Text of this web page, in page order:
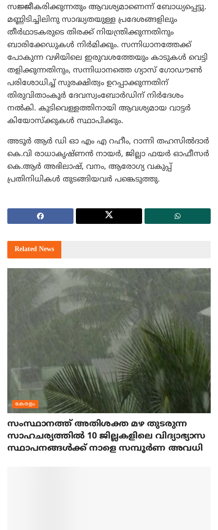
സജ്ജീകരിക്കുന്നതും ആവശ്യമാണെന്ന് ബോധ്യപ്പെട്ടു.
മണ്ണിടിച്ചിലിനു സാദ്ധ്യതയുള്ള പ്രദേശങ്ങളിലും
തീര്‍ഥാടകരുടെ തിരക്ക് നിയന്ത്രിക്കുന്നതിനും
ബാരിക്കേഡുകള്‍ നിര്‍മിക്കും. സന്നിധാനത്തേക്ക്
പോകുന്ന വഴിയിലെ ഇരുവശത്തേയും കാടുകള്‍ വെട്ടി
തളിക്കുന്നതിനും, സന്നിധാനത്തെ ഗ്യാസ് ഗോഡൗണ്‍
പരിശോധിച്ച് സുരക്ഷിത്വം ഉറപ്പാക്കുന്നതിന്
തിരുവിതാംകൂര്‍ ദേവസ്വംബോര്‍ഡിന് നിര്‍ദേശം
നല്‍കി. കുടിവെള്ളത്തിനായി ആവശ്യമായ വാട്ടര്‍
കിയോസ്‌ക്കുകള്‍ സ്ഥാപിക്കും.
അടൂര്‍ ആര്‍ ഡി ഓ എം എ റഹീം, റാന്നി തഹസില്‍ദാര്‍
കെ.വി രാധാകൃഷ്ണന്‍ നായര്‍, ജില്ലാ ഫയര്‍ ഓഫീസര്‍
കെ.ആര്‍ അഭിലാഷ്, വനം, ആരോഗ്യ വകുപ്പ്
പ്രതിനിധികള്‍ തുടങ്ങിയവര്‍ പങ്കെടുത്തു.
Related News
കേരളം
സംസ്ഥാനത്ത് അതിശക്ത മഴ തുടരുന്ന
സാഹചര്യത്തിൽ 10 ജില്ലകളിലെ വിദ്യാഭ്യാസ
സ്ഥാപനങ്ങൾക്ക് നാളെ സമ്പൂർണ അവധി